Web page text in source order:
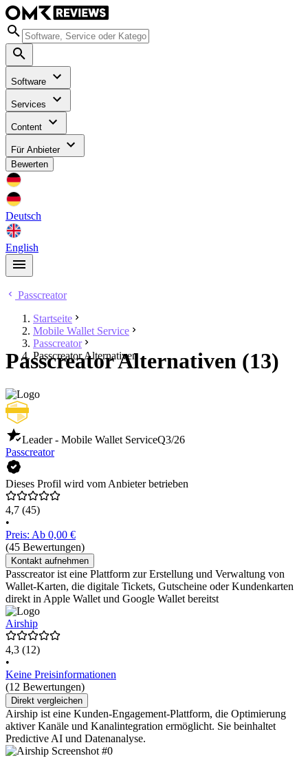
Software
Services
Content
Für Anbieter
Bewerten
Deutsch
English
Passcreator
Startseite
Mobile Wallet Service
Passcreator
Passcreator Alternativen
Passcreator Alternativen (13)
Leader - Mobile Wallet ServiceQ3/26
Passcreator
Dieses Profil wird vom Anbieter betrieben
4,7 (45)
•
Preis: Ab 0,00 €
(45 Bewertungen)
Kontakt aufnehmen
Passcreator ist eine Plattform zur Erstellung und Verwaltung von
Wallet-Karten, die digitale Tickets, Gutscheine oder Kundenkarten
direkt in Apple Wallet und Google Wallet bereitst
Airship
4,3 (12)
•
Keine Preisinformationen
(12 Bewertungen)
Direkt vergleichen
Airship ist eine Kunden-Engagement-Plattform, die Optimierung
aktiver Kanäle und Kanalintegration ermöglicht. Sie beinhaltet
Predictive AI und Datenanalyse.